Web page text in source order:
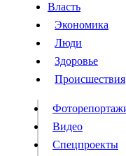
Власть
Происшествия
Видео
Конкурсы
Власть
Экономика
Люди
Здоровье
Происшествия
Видео
Спецпроекты